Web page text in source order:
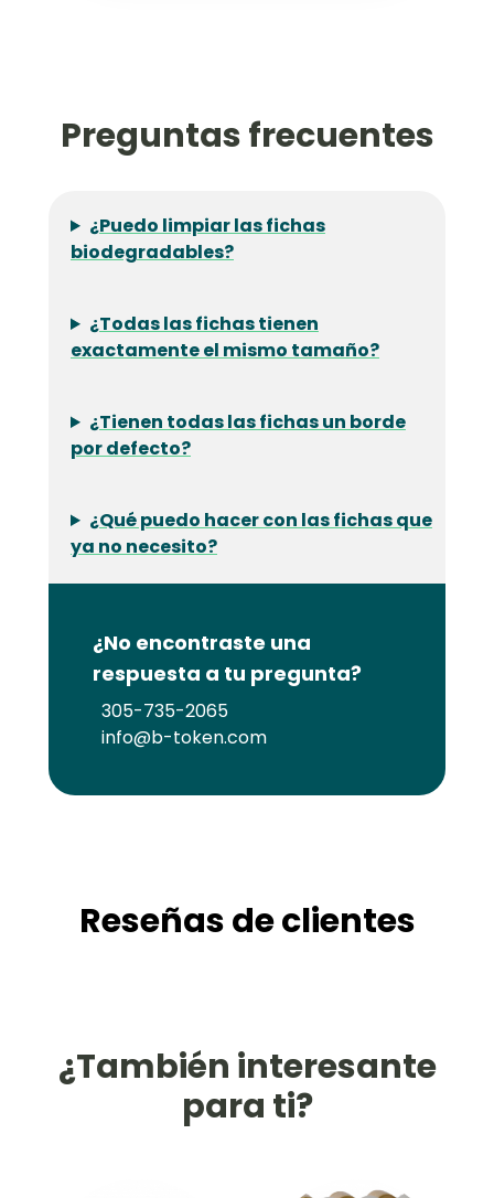
Preguntas frecuentes
¿Puedo limpiar las fichas
biodegradables?
¿Todas las fichas tienen
exactamente el mismo tamaño?
¿Tienen todas las fichas un borde
por defecto?
¿Qué puedo hacer con las fichas que
ya no necesito?
¿No encontraste una
respuesta a tu pregunta?
305-735-2065
info@b-token.com
Reseñas de clientes
¿También interesante
para ti?